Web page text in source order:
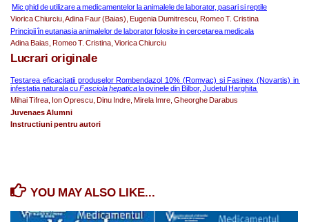
Mic ghid de utilizare a medicamentelor la animalele de laborator, pasari si reptile
Viorica Chiurciu, Adina Faur (Baias), Eugenia Dumitrescu, Romeo T. Cristina
Principii în eutanasia animalelor de laborator folosite in cercetarea medicala
Adina Baias, Romeo T. Cristina, Viorica Chiurciu
Lucrari originale
Testarea eficacitatii produselor Rombendazol 10% (Romvac) si Fasinex (Novartis) in
infestatia naturala cu Fasciola hepatica la ovinele din Bilbor, Judetul Harghita
Mihai Tifrea, Ion Oprescu, Dinu Indre, Mirela Imre, Gheorghe Darabus
Juvenaes Alumni
Instructiuni pentru autori
YOU MAY ALSO LIKE...